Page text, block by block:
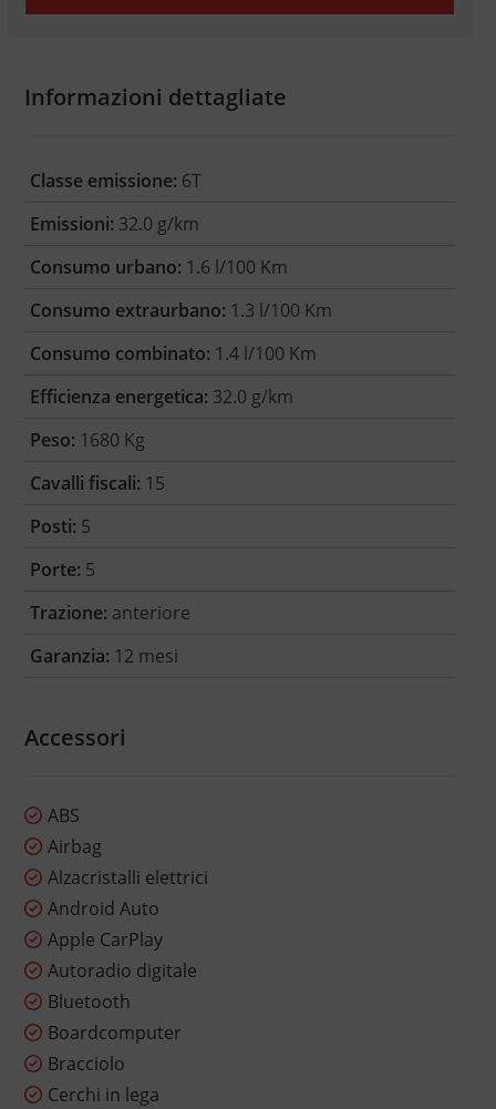
Informazioni dettagliate
Classe emissione: 6T
Emissioni: 32.0 g/km
Consumo urbano: 1.6 l/100 Km
Consumo extraurbano: 1.3 l/100 Km
Consumo combinato: 1.4 l/100 Km
Efficienza energetica: 32.0 g/km
Peso: 1680 Kg
Cavalli fiscali: 15
Posti: 5
Porte: 5
Trazione: anteriore
Garanzia: 12 mesi
Accessori
ABS
Airbag
Alzacristalli elettrici
Android Auto
Apple CarPlay
Autoradio digitale
Bluetooth
Boardcomputer
Bracciolo
Cerchi in lega